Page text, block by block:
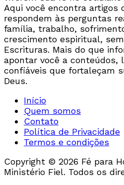
Aqui você encontra artigos
respondem às perguntas
família, trabalho,
crescimento espiritual,
Escrituras. Mais do que
apontar você a conteúdos,
confiáveis que fortaleçam
Deus.
Início
Quem somos
Contato
Política de Privacidade
Termos e condições
Copyright © 2026 Fé para
Ministério Fiel. Todos os